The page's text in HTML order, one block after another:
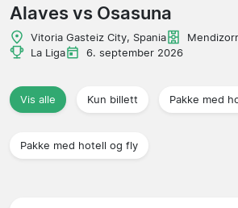
Reisebyråer
Alaves vs Osasuna
Vitoria Gasteiz City, Spania
La Liga
6. september 2026
Vis alle Kun billett Pakke med
Pakke med hotell og fly